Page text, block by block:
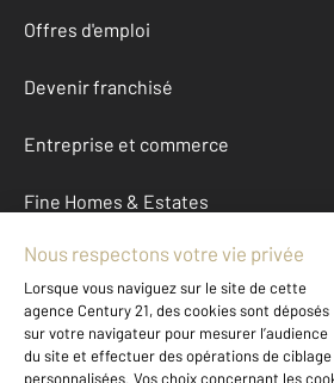
Offres d'emploi
Devenir franchisé
Entreprise et commerce
Fine Homes & Estates
À propos
International
Nous contacter